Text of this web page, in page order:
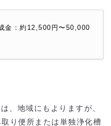
金：約12,500円〜50,000
、地域にもよりますが、
り便所または単独浄化槽